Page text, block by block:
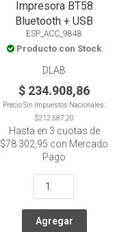
Impresora BT58
Bluetooth + USB
ESP_ACC_9848
Producto con Stock
DLAB
$ 234.908,86
Precio Sin Impuestos Nacionales:
$212.587,20
Hasta en 3 cuotas de
$78.302,95 con Mercado
Pago